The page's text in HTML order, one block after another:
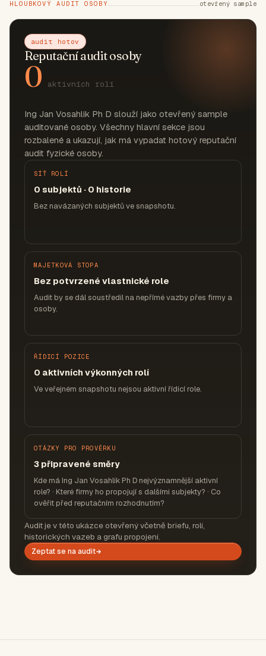
HLOUBKOVÝ AUDIT OSOBY otevřený sample
audit hotov
Reputační audit osoby
0 aktivních rolí
Ing Jan Vosahlik Ph D slouží jako otevřený sample
auditované osoby. Všechny hlavní sekce jsou
rozbalené a ukazují, jak má vypadat hotový reputační
audit fyzické osoby.
SÍŤ ROLÍ
0 subjektů · 0 historie
Bez navázaných subjektů ve snapshotu.
MAJETKOVÁ STOPA
Bez potvrzené vlastnické role
Audit by se dál soustředil na nepřímé vazby přes firmy a
osoby.
ŘÍDICÍ POZICE
0 aktivních výkonných rolí
Ve veřejném snapshotu nejsou aktivní řídicí role.
OTÁZKY PRO PROVĚRKU
3 připravené směry
Kde má Ing Jan Vosahlik Ph D nejvýznamnější aktivní
role? · Které firmy ho propojují s dalšími subjekty? · Co
ověřit před reputačním rozhodnutím?
Audit je v této ukázce otevřený včetně briefu, rolí,
historických vazeb a grafu propojení.
Zeptat se na audit